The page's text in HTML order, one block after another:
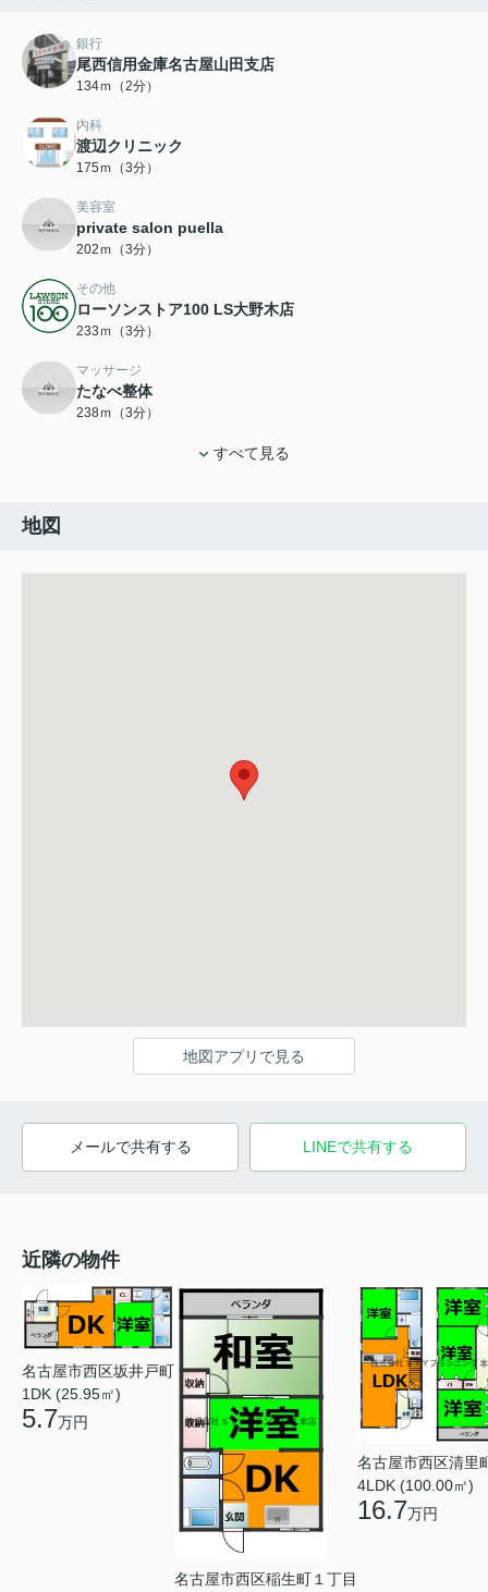
銀行
尾西信用金庫名古屋山田支店
134ｍ（2分）
内科
渡辺クリニック
175ｍ（3分）
美容室
private salon puella
202ｍ（3分）
その他
ローソンストア100 LS大野木店
233ｍ（3分）
マッサージ
たなべ整体
238ｍ（3分）
すべて見る
地図
地図アプリで見る
メールで共有する LINEで共有する
近隣の物件
名古屋市西区坂井戸町
1DK (25.95㎡)
5.7万円
名古屋市西区稲生町１丁目
名古屋市西区清里
4LDK (100.00㎡)
16.7万円